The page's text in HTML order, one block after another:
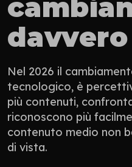
Nel 2026 il
tecnologico, è
più contenuti,
riconoscono più
contenuto medio non
di vista.